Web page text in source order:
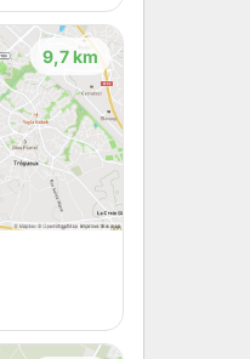
9,7 km